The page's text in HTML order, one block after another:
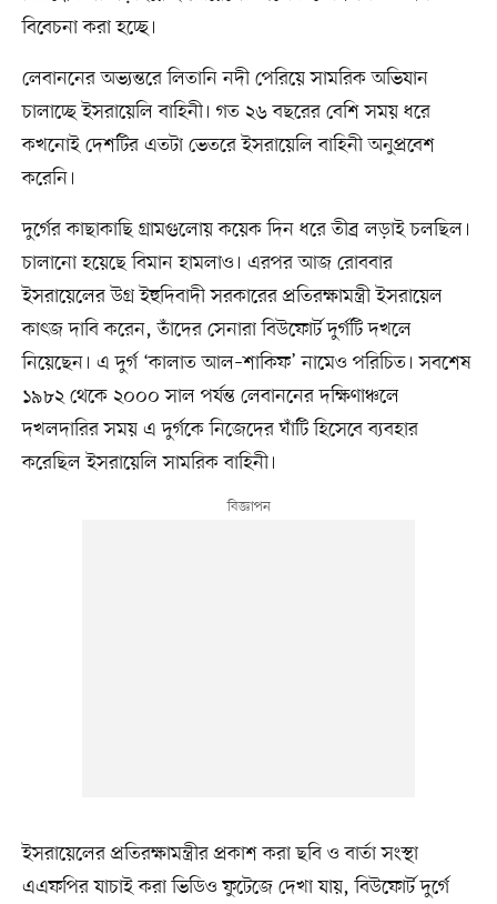
বিবেচনা করা হচ্ছে।
লেবাননের অভ্যন্তরে লিতানি নদী পেরিয়ে সামরিক অভিযান
চালাচ্ছে ইসরায়েলি বাহিনী। গত ২৬ বছরের বেশি সময় ধরে
কখনোই দেশটির এতটা ভেতরে ইসরায়েলি বাহিনী অনুপ্রবেশ
করেনি।
দুর্গের কাছাকাছি গ্রামগুলোয় কয়েক দিন ধরে তীব্র লড়াই চলছিল।
চালানো হয়েছে বিমান হামলাও। এরপর আজ রোববার
ইসরায়েলের উগ্র ইহুদিবাদী সরকারের প্রতিরক্ষামন্ত্রী ইসরায়েল
কাৎজ দাবি করেন, তাঁদের সেনারা বিউফোর্ট দুর্গটি দখলে
নিয়েছেন। এ দুর্গ ‘কালাত আল–শাকিফ’ নামেও পরিচিত। সবশেষ
১৯৮২ থেকে ২০০০ সাল পর্যন্ত লেবাননের দক্ষিণাঞ্চলে
দখলদারির সময় এ দুর্গকে নিজেদের ঘাঁটি হিসেবে ব্যবহার
করেছিল ইসরায়েলি সামরিক বাহিনী।
ইসরায়েলের প্রতিরক্ষামন্ত্রীর প্রকাশ করা ছবি ও বার্তা সংস্থা
এএফপির যাচাই করা ভিডিও ফুটেজে দেখা যায়, বিউফোর্ট দুর্গে